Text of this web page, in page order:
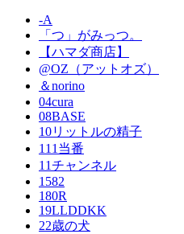
-A
「つ」がみっつ。
【ハマダ商店】
@OZ（アットオズ）
＆norino
04cura
08BASE
10リットルの精子
111当番
11チャンネル
1582
180R
19LLDDKK
22歳の犬